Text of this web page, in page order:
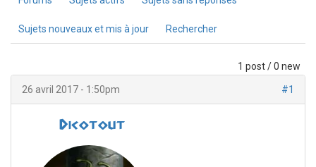
Sujets nouveaux et mis à jour Rechercher
1 post / 0 new
#1
26 avril 2017 - 1:50pm
Dicotout